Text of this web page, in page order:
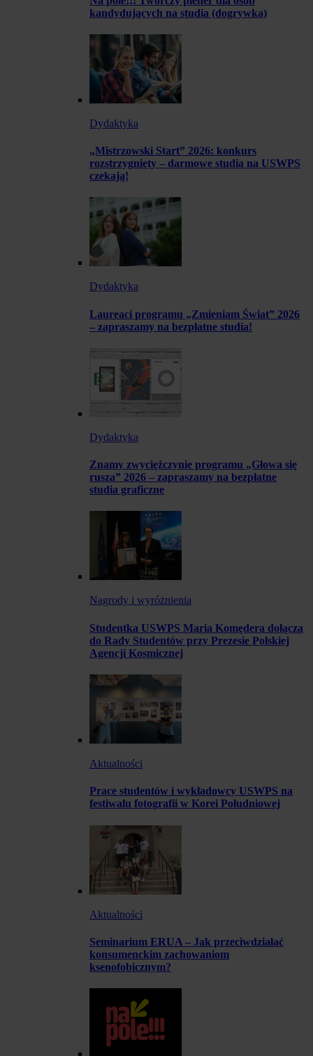
kandydujących na studia (dogrywka)
Dydaktyka
„Mistrzowski Start” 2026: konkurs
rozstrzygnięty – darmowe studia na USWPS
czekają!
Dydaktyka
Laureaci programu „Zmieniam Świat” 2026
– zapraszamy na bezpłatne studia!
Dydaktyka
Znamy zwyciężczynie programu „Głowa się
rusza” 2026 – zapraszamy na bezpłatne
studia graficzne
Nagrody i wyróżnienia
Studentka USWPS Maria Komędera dołącza
do Rady Studentów przy Prezesie Polskiej
Agencji Kosmicznej
Aktualności
Prace studentów i wykładowcy USWPS na
festiwalu fotografii w Korei Południowej
Aktualności
Seminarium ERUA – Jak przeciwdziałać
konsumenckim zachowaniom
ksenofobicznym?